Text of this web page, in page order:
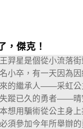
，傑克！
羿星是個從小流落
小卒，有一天因為
的繼承人——采虹公
蹤已久的勇者——晴
想用騙術從公主身
須參加今年所舉辦